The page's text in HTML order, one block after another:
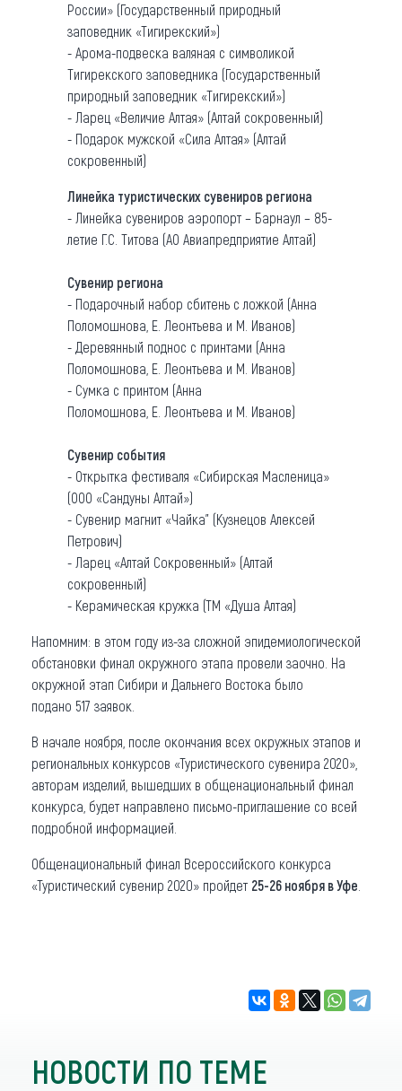
России» (Государственный природный
заповедник «Тигирекский»)
- Арома-подвеска валяная с символикой
Тигирекского заповедника (Государственный
природный заповедник «Тигирекский»)
- Ларец «Величие Алтая» (Алтай сокровенный)
- Подарок мужской «Сила Алтая» (Алтай
сокровенный)
Линейка туристических сувениров региона
- Линейка сувениров аэропорт – Барнаул – 85-
летие Г.С. Титова (АО Авиапредприятие Алтай)
Сувенир региона
- Подарочный набор сбитень с ложкой (Анна
Поломошнова, Е. Леонтьева и М. Иванов)
- Деревянный поднос с принтами (Анна
Поломошнова, Е. Леонтьева и М. Иванов)
- Сумка с принтом (Анна
Поломошнова, Е. Леонтьева и М. Иванов)
Сувенир события
- Открытка фестиваля «Сибирская Масленица»
(ООО «Сандуны Алтай»)
- Сувенир магнит «Чайка" (Кузнецов Алексей
Петрович)
- Ларец «Алтай Сокровенный» (Алтай
сокровенный)
- Керамическая кружка (ТМ «Душа Алтая)
Напомним: в этом году из-за сложной эпидемиологической
обстановки финал окружного этапа провели заочно. На
окружной этап Сибири и Дальнего Востока было
подано 517 заявок.
В начале ноября, после окончания всех окружных этапов и
региональных конкурсов «Туристического сувенира 2020»,
авторам изделий, вышедших в общенациональный финал
конкурса, будет направлено письмо-приглашение со всей
подробной информацией.
Общенациональный финал Всероссийского конкурса
«Туристический сувенир 2020» пройдет 25-26 ноября в Уфе
НОВОСТИ ПО ТЕМЕ